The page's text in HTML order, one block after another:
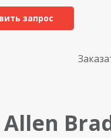
запрос
Allen